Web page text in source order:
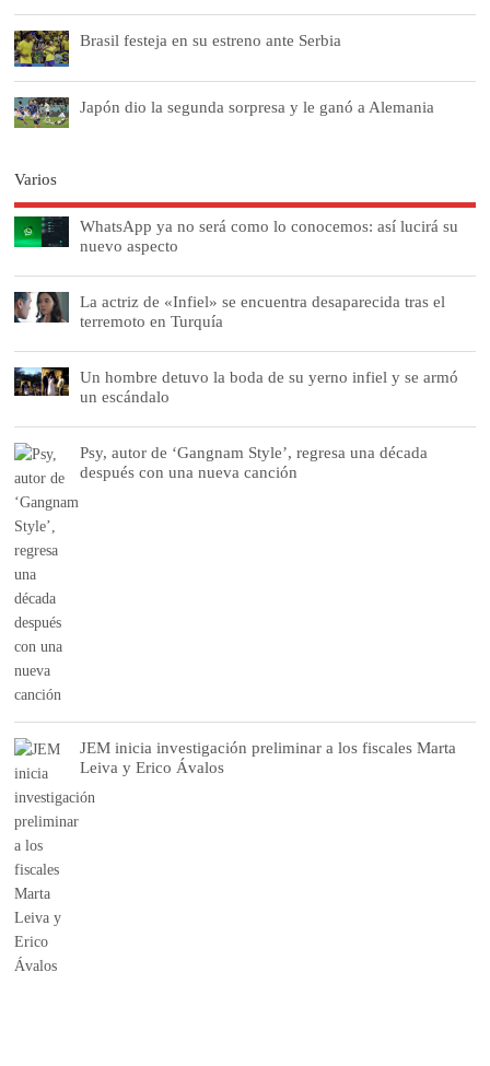
Brasil festeja en su estreno ante Serbia
Japón dio la segunda sorpresa y le ganó a Alemania
Varios
WhatsApp ya no será como lo conocemos: así lucirá su
nuevo aspecto
La actriz de «Infiel» se encuentra desaparecida tras el
terremoto en Turquía
Un hombre detuvo la boda de su yerno infiel y se armó
un escándalo
Psy, autor de ‘Gangnam Style’, regresa una década
después con una nueva canción
JEM inicia investigación preliminar a los fiscales Marta
Leiva y Erico Ávalos